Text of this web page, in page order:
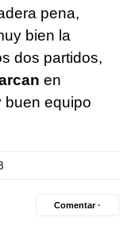
pena,
bien la
dos partidos,
en
buen equipo
Comentar ·